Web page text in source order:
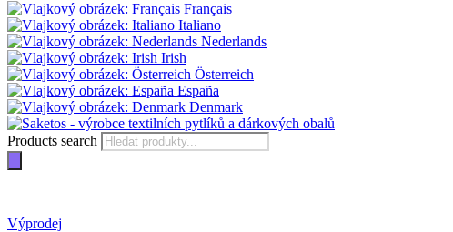
Français
Italiano
Nederlands
Irish
Österreich
España
Denmark
Products search
Výprodej